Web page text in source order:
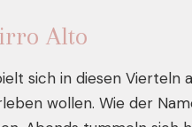
Alto
sich in diesen Vierteln
wollen. Wie der